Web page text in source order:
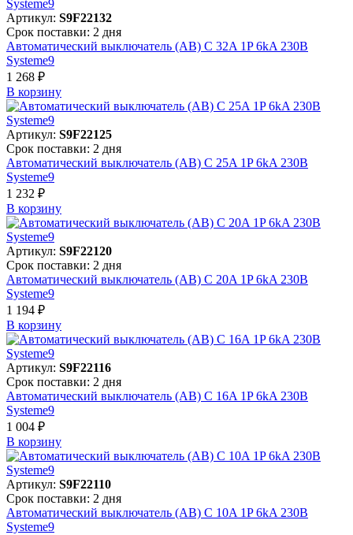
Артикул: S9F22132
Срок поставки: 2 дня
Автоматический выключатель (АВ) C 32A 1P 6kA 230В
Systeme9
1 268 ₽
В корзинy
Артикул: S9F22125
Срок поставки: 2 дня
Автоматический выключатель (АВ) C 25A 1P 6kA 230В
Systeme9
1 232 ₽
В корзинy
Артикул: S9F22120
Срок поставки: 2 дня
Автоматический выключатель (АВ) C 20A 1P 6kA 230В
Systeme9
1 194 ₽
В корзинy
Артикул: S9F22116
Срок поставки: 2 дня
Автоматический выключатель (АВ) C 16A 1P 6kA 230В
Systeme9
1 004 ₽
В корзинy
Артикул: S9F22110
Срок поставки: 2 дня
Автоматический выключатель (АВ) C 10A 1P 6kA 230В
Systeme9